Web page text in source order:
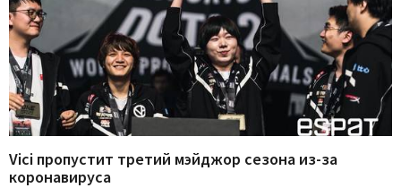
Vici пропустит третий мэйджор сезона из-за
коронавируса